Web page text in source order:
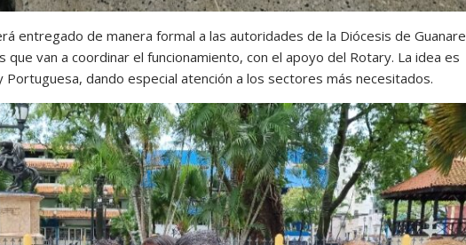
entregado de manera formal a las autoridades de la Diócesis de Guanare
que van a coordinar el funcionamiento, con el apoyo del Rotary. La idea es
Portuguesa, dando especial atención a los sectores más necesitados.